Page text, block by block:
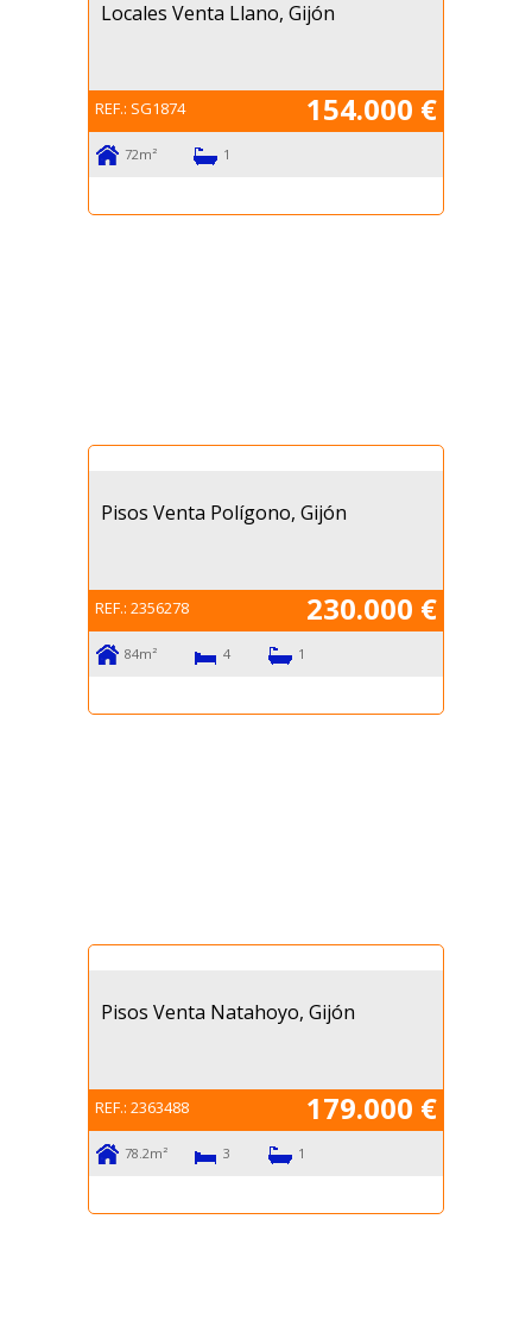
Locales Venta Llano, Gijón
REF.: SG1874 154.000 €
72m² 1
Pisos Venta Polígono, Gijón
REF.: 2356278 230.000 €
84m² 4 1
Pisos Venta Natahoyo, Gijón
REF.: 2363488 179.000 €
78.2m² 3 1